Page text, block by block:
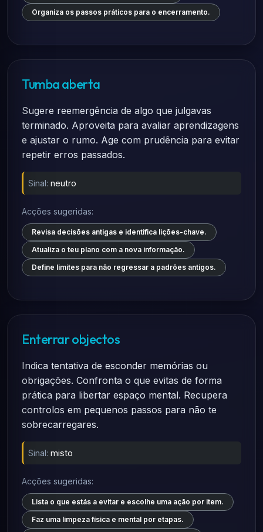
Organiza os passos práticos para o encerramento.
Tumba aberta
Sugere reemergência de algo que julgavas
terminado. Aproveita para avaliar aprendizagens
e ajustar o rumo. Age com prudência para evitar
repetir erros passados.
Sinal: neutro
Acções sugeridas:
Revisa decisões antigas e identifica lições-chave.
Atualiza o teu plano com a nova informação.
Define limites para não regressar a padrões antigos.
Enterrar objectos
Indica tentativa de esconder memórias ou
obrigações. Confronta o que evitas de forma
prática para libertar espaço mental. Recupera
controlos em pequenos passos para não te
sobrecarregares.
Sinal: misto
Acções sugeridas:
Lista o que estás a evitar e escolhe uma ação por item.
Faz uma limpeza física e mental por etapas.